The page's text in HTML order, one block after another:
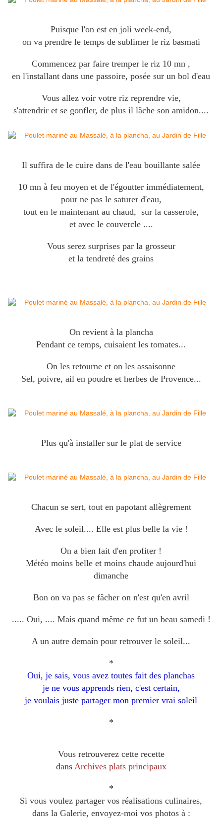
Puisque l'on est en joli week-end,
on va prendre le temps de sublimer le riz basmati
Commencez par faire tremper le riz 10 mn ,
en l'installant dans une passoire, posée sur un bol d'eau
Vous allez voir votre riz reprendre vie,
s'attendrir et se gonfler, de plus il lâche son amidon....
Il suffira de le cuire dans de l'eau bouillante salée
10 mn à feu moyen et de l'égoutter immédiatement,
pour ne pas le saturer d'eau,
tout en le maintenant au chaud, sur la casserole,
et avec le couvercle ....
Vous serez surprises par la grosseur
et la tendreté des grains
On revient à la plancha
Pendant ce temps, cuisaient les tomates...
On les retourne et on les assaisonne
Sel, poivre, ail en poudre et herbes de Provence...
Plus qu'à installer sur le plat de service
Chacun se sert, tout en papotant allègrement
Avec le soleil.... Elle est plus belle la vie !
On a bien fait d'en profiter !
Météo moins belle et moins chaude aujourd'hui
dimanche
Bon on va pas se fâcher on n'est qu'en avril
..... Oui, .... Mais quand même ce fut un beau samedi !
A un autre demain pour retrouver le soleil...
*
Oui, je sais, vous avez toutes fait des planchas
je ne vous apprends rien, c'est certain,
je voulais juste partager mon premier vrai soleil
*
Vous retrouverez cette recette
dans Archives plats principaux
*
Si vous voulez partager vos réalisations culinaires,
dans la Galerie, envoyez-moi vos photos à :